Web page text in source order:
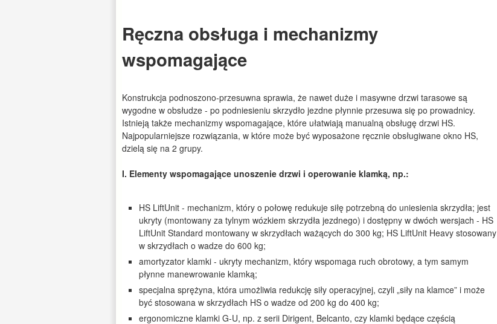
Ręczna obsługa i mechanizmy
wspomagające
Konstrukcja podnoszono-przesuwna sprawia, że nawet duże i masywne drzwi tarasowe są
wygodne w obsłudze - po podniesieniu skrzydło jezdne płynnie przesuwa się po prowadnicy.
Istnieją także mechanizmy wspomagające, które ułatwiają manualną obsługę drzwi HS.
Najpopularniejsze rozwiązania, w które może być wyposażone ręcznie obsługiwane okno HS,
dzielą się na 2 grupy.
I. Elementy wspomagające unoszenie drzwi i operowanie klamką, np.:
HS LiftUnit - mechanizm, który o połowę redukuje siłę potrzebną do uniesienia skrzydła; jest
ukryty (montowany za tylnym wózkiem skrzydła jezdnego) i dostępny w dwóch wersjach - HS
LiftUnit Standard montowany w skrzydłach ważących do 300 kg; HS LiftUnit Heavy stosowany
w skrzydłach o wadze do 600 kg;
amortyzator klamki - ukryty mechanizm, który wspomaga ruch obrotowy, a tym samym
płynne manewrowanie klamką;
specjalna sprężyna, która umożliwia redukcję siły operacyjnej, czyli „siły na klamce” i może
być stosowana w skrzydłach HS o wadze od 200 kg do 400 kg;
ergonomiczne klamki G-U, np. z serii Dirigent, Belcanto, czy klamki będące częścią